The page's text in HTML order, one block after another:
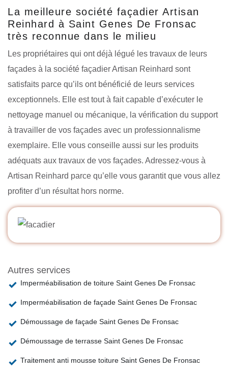
La meilleure société façadier Artisan
Reinhard à Saint Genes De Fronsac
très reconnue dans le milieu
Les propriétaires qui ont déjà légué les travaux de leurs
façades à la société façadier Artisan Reinhard sont
satisfaits parce qu’ils ont bénéficié de leurs services
exceptionnels. Elle est tout à fait capable d’exécuter le
nettoyage manuel ou mécanique, la vérification du support
à travailler de vos façades avec un professionnalisme
exemplaire. Elle vous conseille aussi sur les produits
adéquats aux travaux de vos façades. Adressez-vous à
Artisan Reinhard parce qu’elle vous garantit que vous allez
profiter d’un résultat hors norme.
Autres services
Imperméabilisation de toiture Saint Genes De Fronsac
Imperméabilisation de façade Saint Genes De Fronsac
Démoussage de façade Saint Genes De Fronsac
Démoussage de terrasse Saint Genes De Fronsac
Traitement anti mousse toiture Saint Genes De Fronsac